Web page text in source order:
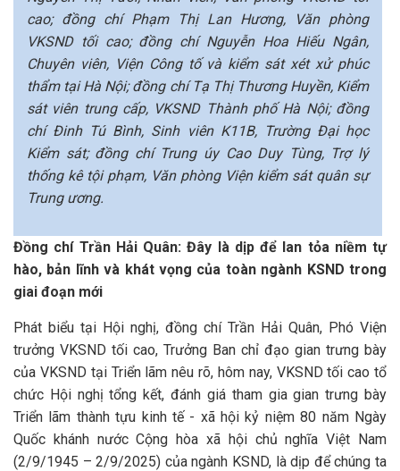
cao; đồng chí Phạm Thị Lan Hương, Văn phòng
VKSND tối cao; đồng chí Nguyễn Hoa Hiếu Ngân,
Chuyên viên, Viện Công tố và kiểm sát xét xử phúc
thẩm tại Hà Nội; đồng chí Tạ Thị Thương Huyền, Kiểm
sát viên trung cấp, VKSND Thành phố Hà Nội; đồng
chí Đinh Tú Bình, Sinh viên K11B, Trường Đại học
Kiểm sát; đồng chí Trung úy Cao Duy Tùng, Trợ lý
thống kê tội phạm, Văn phòng Viện kiểm sát quân sự
Trung ương.
Đồng chí Trần Hải Quân: Đây là dịp để lan tỏa niềm tự
hào, bản lĩnh và khát vọng của toàn ngành KSND trong
giai đoạn mới
Phát biểu tại Hội nghị, đồng chí Trần Hải Quân, Phó Viện
trưởng VKSND tối cao, Trưởng Ban chỉ đạo gian trưng bày
của VKSND tại Triển lãm nêu rõ, hôm nay, VKSND tối cao tổ
chức Hội nghị tổng kết, đánh giá tham gia gian trưng bày
Triển lãm thành tựu kinh tế - xã hội kỷ niệm 80 năm Ngày
Quốc khánh nước Cộng hòa xã hội chủ nghĩa Việt Nam
(2/9/1945 – 2/9/2025) của ngành KSND, là dịp để chúng ta